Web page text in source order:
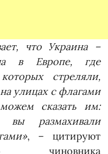
что Украина –
в Европе, где
стреляли,
улицах с флагами
сказать им:
вы размахивали
, – цитируют
чиновника